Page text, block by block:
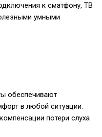
к сматфону, ТВ
умными
обеспечивают
в любой ситуации.
потери слуха